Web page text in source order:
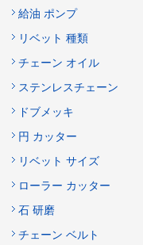
給油 ポンプ
リベット 種類
チェーン オイル
ステンレスチェーン
ドブメッキ
円 カッター
リベット サイズ
ローラー カッター
石 研磨
チェーン ベルト